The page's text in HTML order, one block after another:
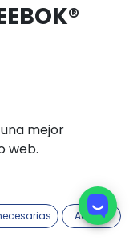
AHORA
2026
mejor
web.
Acepto